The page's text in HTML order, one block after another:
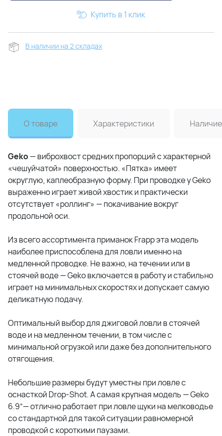
Купить в 1 клик
В наличии на 2 складах
О товаре Характеристики Наличие
Geko— виброхвост средних пропорций с характерной
«чешуйчатой» поверхностью. «Пятка» имеет
округлую, каплеобразную форму. При проводке у Geko
выраженно играет живой хвостик и практически
отсутствует «роллинг» — покачивание вокруг
продольной оси.
Из всего ассортимента приманок Frapp эта модель
наиболее приспособлена для ловли именно на
медленной проводке. Не важно, на течении или в
стоячей воде — Geko включается в работу и стабильно
играет на минимальных скоростях и допускает самую
деликатную подачу.
Оптимальный выбор для джиговой ловли в стоячей
воде и на медленном течении, в том числе с
минимальной огрузкой или даже без дополнительного
отягощения.
Небольшие размеры будут уместны при ловле с
оснасткой Drop-Shot. А самая крупная модель — Geko
6.9”— отлично работает при ловле щуки на мелководье
со стандартной для такой ситуации равномерной
проводкой с короткими паузами.